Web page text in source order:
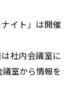
イト」は開催
社内会議室に
室から情報を